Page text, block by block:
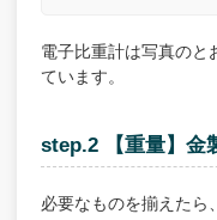
電子比重計は写真のと
ています。
step.2 【重量】金
必要なものを揃えたら